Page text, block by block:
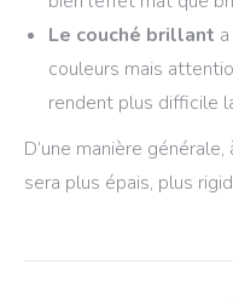
Le couché brillant
couleurs mais
rendent plus difficile
D’une manière
sera plus épais, plus